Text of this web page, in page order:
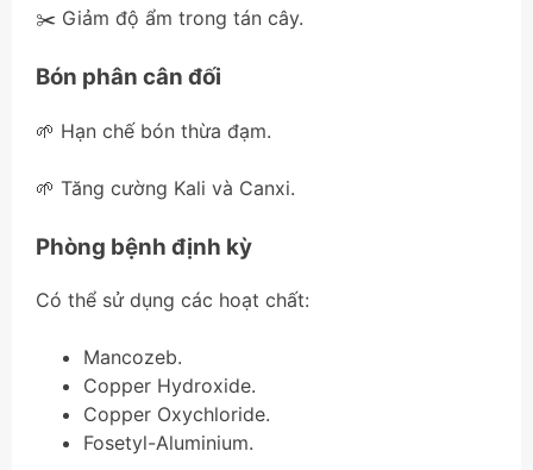
✂️ Giảm độ ẩm trong tán cây.
Bón phân cân đối
🌱 Hạn chế bón thừa đạm.
🌱 Tăng cường Kali và Canxi.
Phòng bệnh định kỳ
Có thể sử dụng các hoạt chất:
Mancozeb.
Copper Hydroxide.
Copper Oxychloride.
Fosetyl-Aluminium.